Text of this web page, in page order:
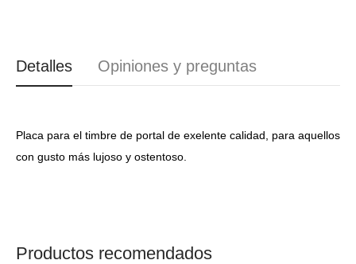
Detalles Opiniones y preguntas
Placa para el timbre de portal de exelente calidad, para aquellos
con gusto más lujoso y ostentoso.
Productos recomendados